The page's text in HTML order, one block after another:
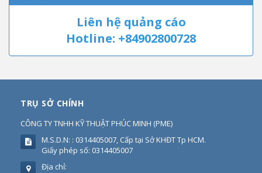
Liên hệ quảng cáo
Hotline: +84902800728
TRỤ SỞ CHÍNH
CÔNG TY TNHH KỸ THUẬT PHÚC MINH (PME)
M.S.D.N: : 0314405007, Cấp tại Sở KHĐT Tp HCM.
Giấy phép số: 0314405007
Địa chỉ: